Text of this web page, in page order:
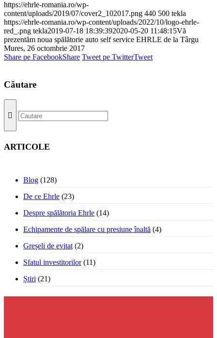
https://ehrle-romania.ro/wp-
content/uploads/2019/07/cover2_102017.png 440 500 tekla
https://ehrle-romania.ro/wp-content/uploads/2022/10/logo-ehrle-
red_.png tekla2019-07-18 18:39:392020-05-20 11:48:15Vă
prezentăm noua spălătorie auto self service EHRLE de la Târgu
Mures, 26 octombrie 2017
Share pe FacebookShare Tweet pe TwitterTweet
Căutare
ARTICOLE
Blog (128)
De ce Ehrle (23)
Despre spălătoria Ehrle (14)
Echipamente de spălare cu presiune înaltă (4)
Greșeli de evitat (2)
Sfatul investitorilor(11)
Știri (21)